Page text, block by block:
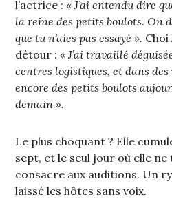
l’actrice :« J’ai entendu dire
la reine des petits boulots. On
que tu n’aies pas essayé ».
détour :« J’ai travaillé
centres logistiques, et dans
encore des petits boulots
demain ».
Le plus choquant ? Elle
sept, et le seul jour où elle ne
consacre aux auditions. Un
laissé les hôtes sans voix.